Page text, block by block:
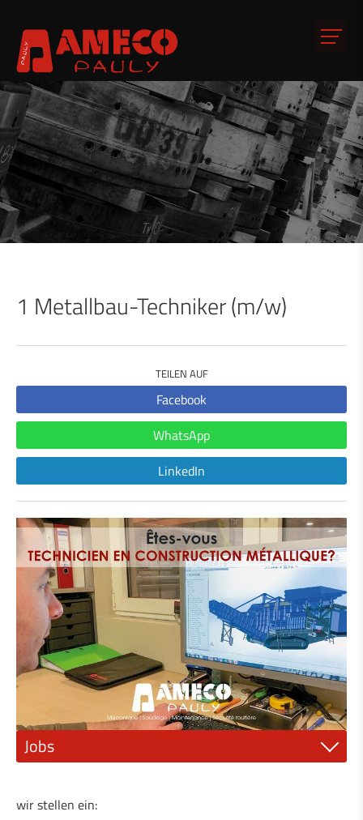
1 Metallbau-Techniker (m/w)
TEILEN AUF
Facebook
WhatsApp
LinkedIn
Jobs
wir stellen ein: